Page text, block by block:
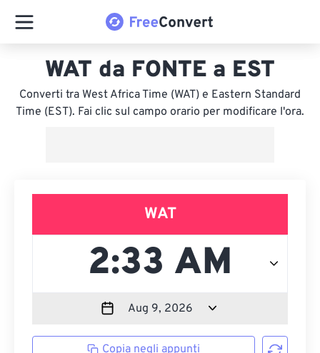
WAT da FONTE a EST
Converti tra West Africa Time (WAT) e Eastern Standard
Time (EST). Fai clic sul campo orario per modificare l'ora.
WAT
Copia negli appunti